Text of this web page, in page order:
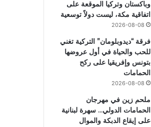
وباكستان وتركيا الموقعة على
اتفاقية مكة، ليست دولاً توسعية
2026-08-08
فرقة “ديدوبلومان” التركية تغني
للحب والحياة في أول عروضها
بتونس وإفريقيا على ركح
الحمامات
2026-08-08
ملحم زين في مهرجان
الحمامات الدولي… سهرة لبنانية
على إيقاع الدبكة والموال